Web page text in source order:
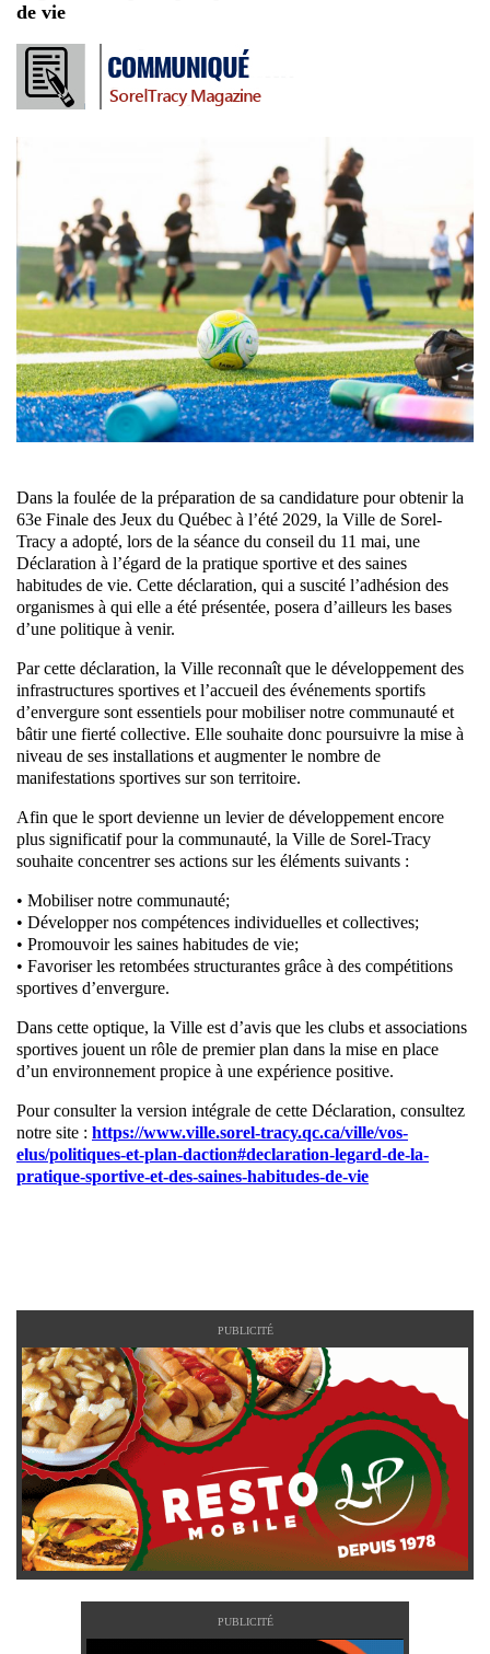
de vie
Dans la foulée de la préparation de sa candidature pour obtenir la
63e Finale des Jeux du Québec à l’été 2029, la Ville de Sorel-
Tracy a adopté, lors de la séance du conseil du 11 mai, une
Déclaration à l’égard de la pratique sportive et des saines
habitudes de vie. Cette déclaration, qui a suscité l’adhésion des
organismes à qui elle a été présentée, posera d’ailleurs les bases
d’une politique à venir.
Par cette déclaration, la Ville reconnaît que le développement des
infrastructures sportives et l’accueil des événements sportifs
d’envergure sont essentiels pour mobiliser notre communauté et
bâtir une fierté collective. Elle souhaite donc poursuivre la mise à
niveau de ses installations et augmenter le nombre de
manifestations sportives sur son territoire.
Afin que le sport devienne un levier de développement encore
plus significatif pour la communauté, la Ville de Sorel-Tracy
souhaite concentrer ses actions sur les éléments suivants :
• Mobiliser notre communauté;
• Développer nos compétences individuelles et collectives;
• Promouvoir les saines habitudes de vie;
• Favoriser les retombées structurantes grâce à des compétitions
sportives d’envergure.
Dans cette optique, la Ville est d’avis que les clubs et associations
sportives jouent un rôle de premier plan dans la mise en place
d’un environnement propice à une expérience positive.
Pour consulter la version intégrale de cette Déclaration, consultez
notre site : https://www.ville.sorel-tracy.qc.ca/ville/vos-
elus/politiques-et-plan-daction#declaration-legard-de-la-
pratique-sportive-et-des-saines-habitudes-de-vie
PUBLICITÉ
PUBLICITÉ